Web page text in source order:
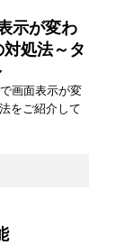
示が変わ
処法～タ
画面表示が変
をご紹介して